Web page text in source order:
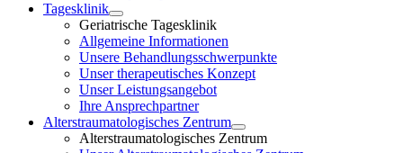
Tagesklinik
Geriatrische Tagesklinik
Allgemeine Informationen
Unsere Behandlungsschwerpunkte
Unser therapeutisches Konzept
Unser Leistungsangebot
Ihre Ansprechpartner
Alterstraumatologisches Zentrum
Alterstraumatologisches Zentrum